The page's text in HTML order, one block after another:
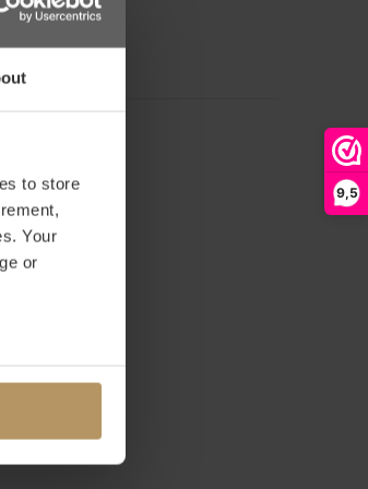
to store
Your
or
also share
9,5